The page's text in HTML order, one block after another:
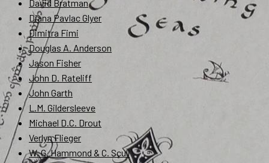
David Bratman
Diana Pavlac Glyer
Dimitra Fimi
Douglas A. Anderson
Jason Fisher
John D. Rateliff
John Garth
L.M. Gildersleeve
Michael D.C. Drout
Verlyn Flieger
W. G. Hammond & C. Scull